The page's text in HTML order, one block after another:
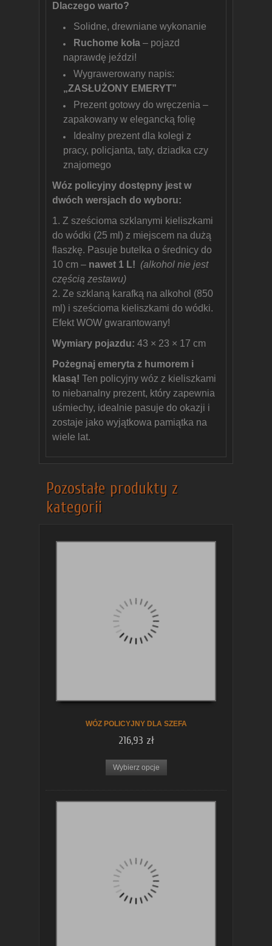
Dlaczego warto?
Solidne, drewniane wykonanie
Ruchome koła – pojazd
naprawdę jeździ!
Wygrawerowany napis:
„ZASŁUŻONY EMERYT”
Prezent gotowy do wręczenia –
zapakowany w elegancką folię
Idealny prezent dla kolegi z
pracy, policjanta, taty, dziadka czy
znajomego
Wóz policyjny dostępny jest w
dwóch wersjach do wyboru:
1. Z sześcioma szklanymi kieliszkami
do wódki (25 ml) z miejscem na dużą
flaszkę. Pasuje butelka o średnicy do
10 cm – nawet 1 L! (alkohol nie jest
częścią zestawu)
2. Ze szklaną karafką na alkohol (850
ml) i sześcioma kieliszkami do wódki.
Efekt WOW gwarantowany!
Wymiary pojazdu: 43 × 23 × 17 cm
Pożegnaj emeryta z humorem i
klasą! Ten policyjny wóz z kieliszkami
to niebanalny prezent, który zapewnia
uśmiechy, idealnie pasuje do okazji i
zostaje jako wyjątkowa pamiątka na
wiele lat.
Pozostałe produkty z
kategorii
WÓZ POLICYJNY DLA SZEFA
216,93 zł
Wybierz opcje